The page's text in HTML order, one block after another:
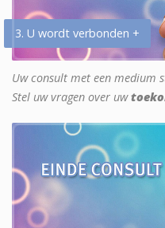
3. U wordt verbonden +
Uw consult met een medium
Stel uw vragen over uw